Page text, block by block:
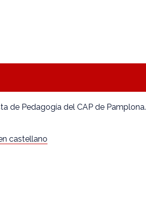
de Pedagogía del CAP de Pamplona.
castellano